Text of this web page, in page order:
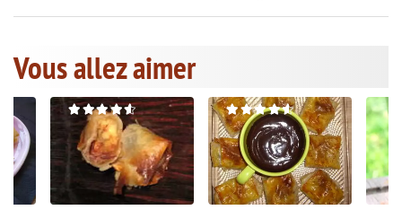
Vous allez aimer